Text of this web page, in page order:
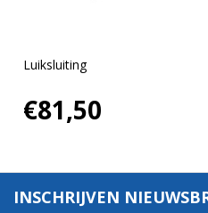
Luiksluiting
€81,50
INSCHRIJVEN